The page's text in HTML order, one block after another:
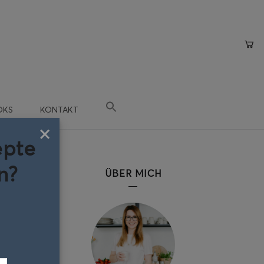
KONTAKT
ÜBER MICH
×